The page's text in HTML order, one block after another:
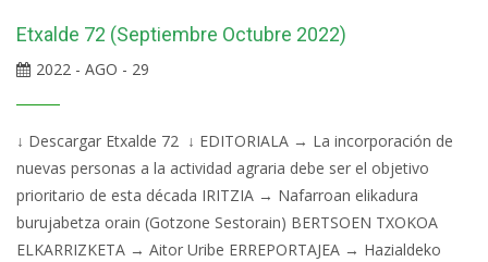
Etxalde 72 (Septiembre Octubre 2022)
2022 - AGO - 29
↓ Descargar Etxalde 72 ↓ EDITORIALA → La incorporación de
nuevas personas a la actividad agraria debe ser el objetivo
prioritario de esta década IRITZIA → Nafarroan elikadura
burujabetza orain (Gotzone Sestorain) BERTSOEN TXOKOA
ELKARRIZKETA → Aitor Uribe ERREPORTAJEA → Hazialdeko